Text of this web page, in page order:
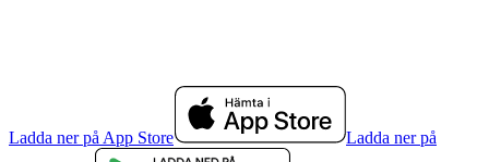
Ladda ner på App Store Ladda ner på